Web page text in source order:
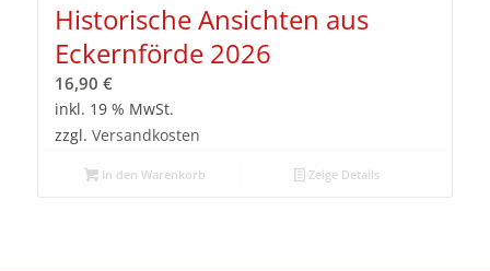
Historische Ansichten aus
Eckernförde 2026
16,90 €
inkl. 19 % MwSt.
zzgl. Versandkosten
In den Warenkorb Zeige Details